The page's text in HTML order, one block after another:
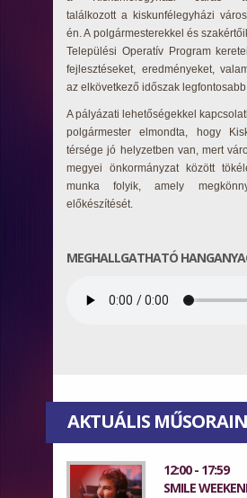
találkozott a kiskunfélegyházi
én. A polgármesterekkel és
Települési Operatív Program
fejlesztéseket, eredményeket,
az elkövetkező időszak
A pályázati lehetőségekkel
polgármester elmondta, hogy
térsége jó helyzetben van, mert
megyei önkormányzat között
munka folyik, amely
előkészítését.
MEGHALLGATHATÓ
AKTUÁLIS
12:00 - 17:59
SMILE